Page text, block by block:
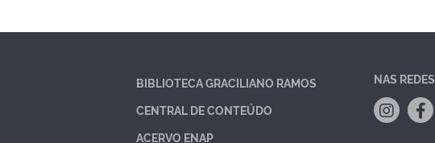
BIBLIOTECA GRACILIANO RAMOS
CENTRAL DE CONTEÚDO
ACERVO ENAP
NAS REDES